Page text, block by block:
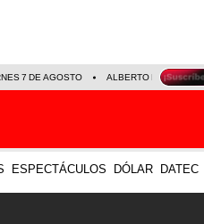
7 DE AGOSTO ALBERTO BENAVIDES
ESPECTÁCULOS DÓLAR DATEC